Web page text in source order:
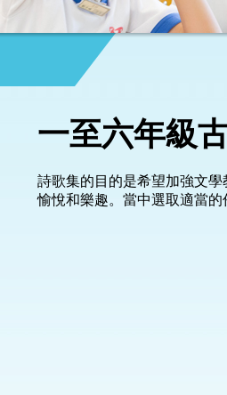
一至六年級
詩歌集的目的是希望加強文
愉悅和樂趣。當中選取適當